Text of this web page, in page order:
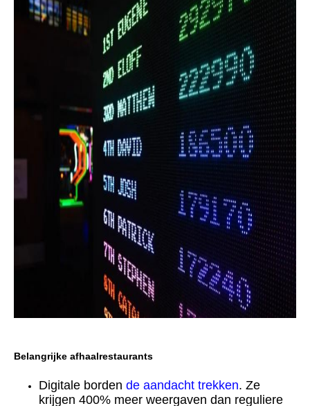
Belangrijke afhaalrestaurants
Digitale borden de aandacht trekken. Ze
krijgen 400% meer weergaven dan reguliere